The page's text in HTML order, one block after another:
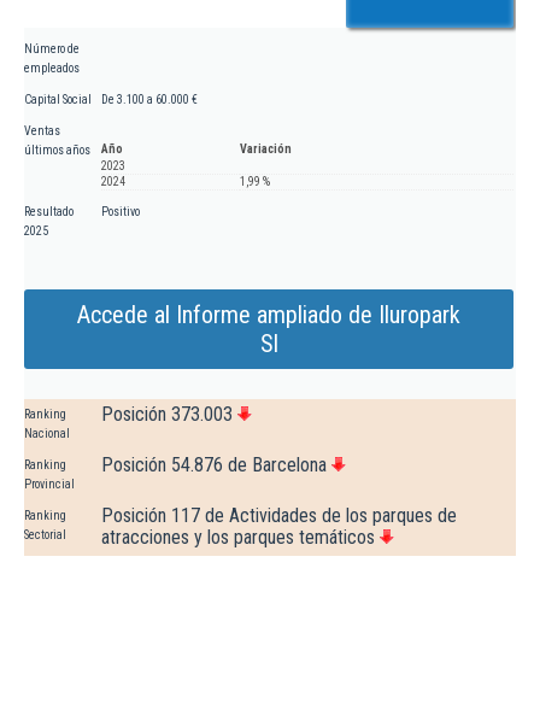
Número de
empleados
Capital Social De 3.100 a 60.000 €
Ventas
últimos años
Año
Variación
2023
2024
1,99 %
Resultado
2025
Positivo
Accede al Informe ampliado de Iluropark
Sl
Ranking
Nacional
Posición 373.003
Ranking
Provincial
Posición 54.876 de Barcelona
Ranking
Sectorial
Posición 117 de Actividades de los parques de
atracciones y los parques temáticos